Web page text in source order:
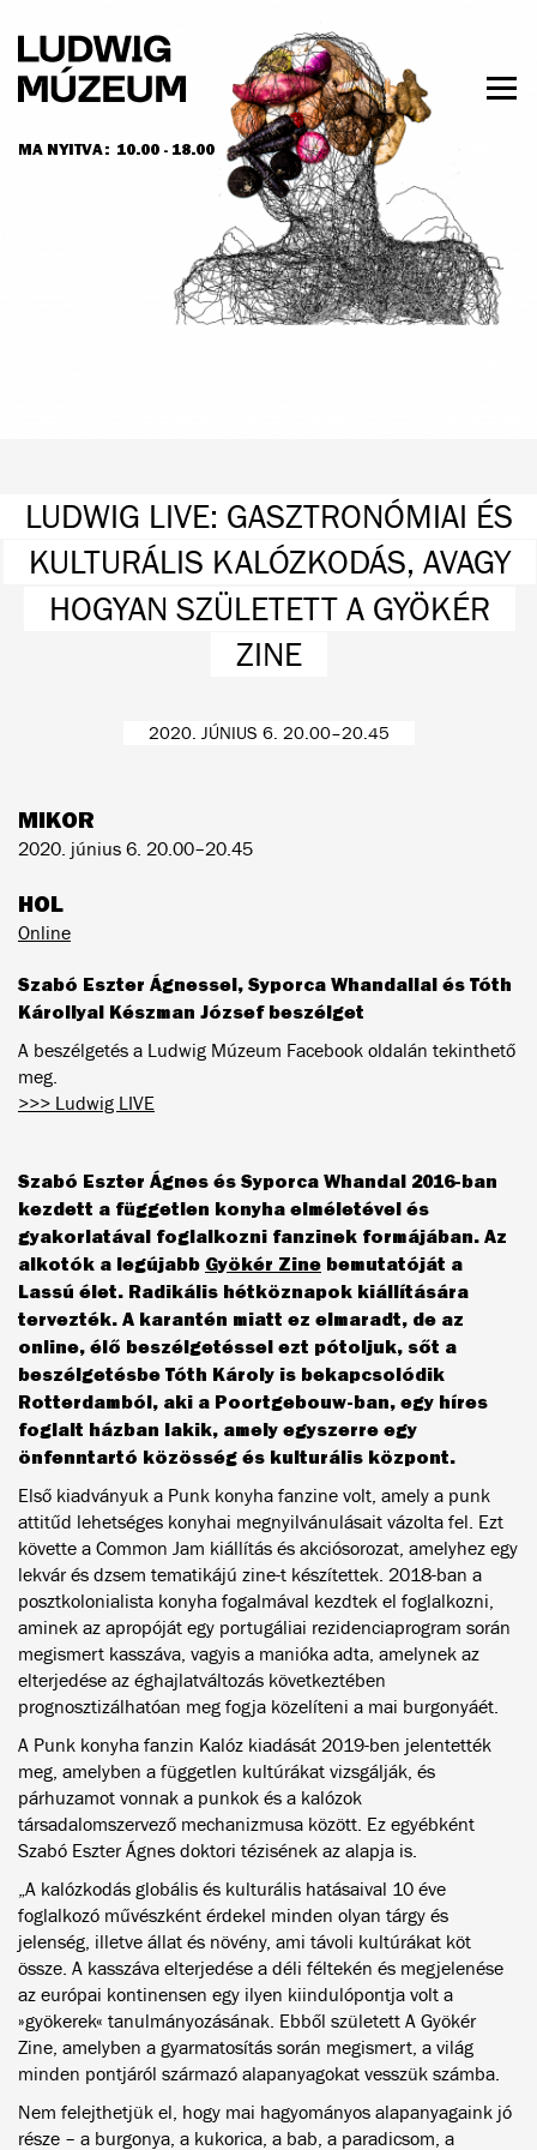
tartalomra
MA NYITVA: 10.00 - 18.00
NYITVATARTÁS ÉS JEGYÁRAK
LUDWIG LIVE: GASZTRONÓMIAI ÉS
KULTURÁLIS KALÓZKODÁS, AVAGY
HOGYAN SZÜLETETT A GYÖKÉR
ZINE
2020. JÚNIUS 6. 20.00–20.45
MIKOR
2020. június 6. 20.00–20.45
HOL
Online
Szabó Eszter Ágnessel, Syporca Whandallal és Tóth
Károllyal Készman József beszélget
A beszélgetés a Ludwig Múzeum Facebook oldalán tekinthető
meg.
>>> Ludwig LIVE
Szabó Eszter Ágnes és Syporca Whandal 2016-ban
kezdett a független konyha elméletével és
gyakorlatával foglalkozni fanzinek formájában. Az
alkotók a legújabb Gyökér Zine bemutatóját a
Lassú élet. Radikális hétköznapok kiállítására
tervezték. A karantén miatt ez elmaradt, de az
online, élő beszélgetéssel ezt pótoljuk, sőt a
beszélgetésbe Tóth Károly is bekapcsolódik
Rotterdamból, aki a Poortgebouw-ban, egy híres
foglalt házban lakik, amely egyszerre egy
önfenntartó közösség és kulturális központ.
Első kiadványuk a Punk konyha fanzine volt, amely a punk
attitűd lehetséges konyhai megnyilvánulásait vázolta fel. Ezt
követte a Common Jam kiállítás és akciósorozat, amelyhez egy
lekvár és dzsem tematikájú zine-t készítettek. 2018-ban a
posztkolonialista konyha fogalmával kezdtek el foglalkozni,
aminek az apropóját egy portugáliai rezidenciaprogram során
megismert kasszáva, vagyis a manióka adta, amelynek az
elterjedése az éghajlatváltozás következtében
prognosztizálhatóan meg fogja közelíteni a mai burgonyáét.
A Punk konyha fanzin Kalóz kiadását 2019-ben jelentették
meg, amelyben a független kultúrákat vizsgálják, és
párhuzamot vonnak a punkok és a kalózok
társadalomszervező mechanizmusa között. Ez egyébként
Szabó Eszter Ágnes doktori tézisének az alapja is.
„A kalózkodás globális és kulturális hatásaival 10 éve
foglalkozó művészként érdekel minden olyan tárgy és
jelenség, illetve állat és növény, ami távoli kultúrákat köt
össze. A kasszáva elterjedése a déli féltekén és megjelenése
az európai kontinensen egy ilyen kiindulópontja volt a
»gyökerek« tanulmányozásának. Ebből született A Gyökér
Zine, amelyben a gyarmatosítás során megismert, a világ
minden pontjáról származó alapanyagokat vesszük számba.
Nem felejthetjük el, hogy mai hagyományos alapanyagaink jó
része – a burgonya, a kukorica, a bab, a paradicsom, a